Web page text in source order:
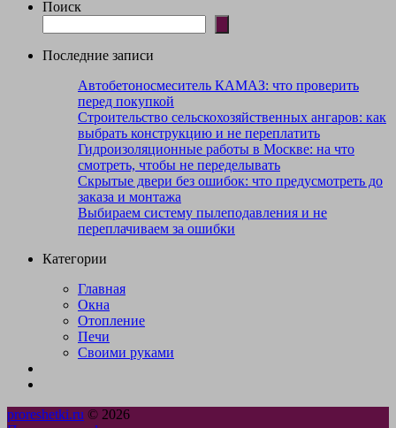
Поиск
Последние записи
Автобетоносмеситель КАМАЗ: что проверить
перед покупкой
Строительство сельскохозяйственных ангаров: как
выбрать конструкцию и не переплатить
Гидроизоляционные работы в Москве: на что
смотреть, чтобы не переделывать
Скрытые двери без ошибок: что предусмотреть до
заказа и монтажа
Выбираем систему пылеподавления и не
переплачиваем за ошибки
Категории
Главная
Окна
Отопление
Печи
Своими руками
proreshetki.ru © 2026